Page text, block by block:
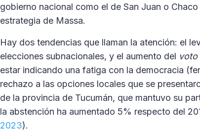
gobierno nacional como el de San Juan o
estrategia de Massa.
Hay dos tendencias que llaman la atención: el
elecciones subnacionales, y el aumento del
estar indicando una fatiga con la democracia
rechazo a las opciones locales que se
de la provincia de Tucumán, que mantuvo su
la abstención ha aumentado 5% respecto del
2023).